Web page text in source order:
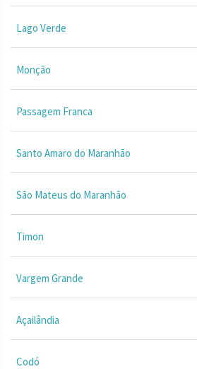
Lago Verde
Monção
Passagem Franca
Santo Amaro do Maranhão
São Mateus do Maranhão
Timon
Vargem Grande
Açailândia
Codó